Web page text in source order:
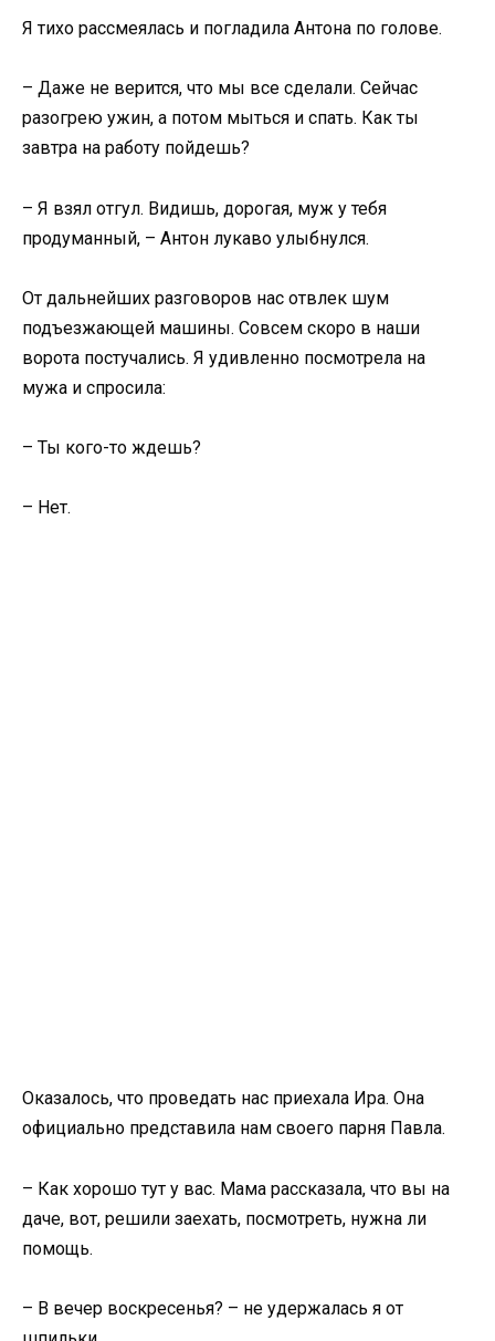
Я тихо рассмеялась и погладила Антона по голове.
– Даже не верится, что мы все сделали. Сейчас
разогрею ужин, а потом мыться и спать. Как ты
завтра на работу пойдешь?
– Я взял отгул. Видишь, дорогая, муж у тебя
продуманный, – Антон лукаво улыбнулся.
От дальнейших разговоров нас отвлек шум
подъезжающей машины. Совсем скоро в наши
ворота постучались. Я удивленно посмотрела на
мужа и спросила:
– Ты кого-то ждешь?
– Нет.
Оказалось, что проведать нас приехала Ира. Она
официально представила нам своего парня Павла.
– Как хорошо тут у вас. Мама рассказала, что вы на
даче, вот, решили заехать, посмотреть, нужна ли
помощь.
– В вечер воскресенья? – не удержалась я от